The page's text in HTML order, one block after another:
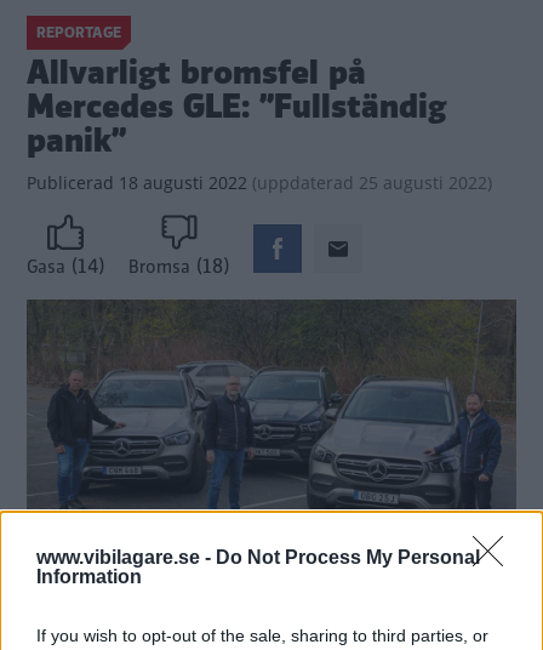
www.vibilagare.se - Do Not Process My Personal
Information
If you wish to opt-out of the sale, sharing to third parties, or
REPORTAGE
Allvarligt bromsfel på
Mercedes GLE: ”Fullständig
panik”
Publicerad 18 augusti 2022 (uppdaterad 25 augusti 2022)
Gasa (14) Bromsa (18)
Ralf Haglund, Patrick Wiström och Jonas Boström är kritiska till
Johannesson.